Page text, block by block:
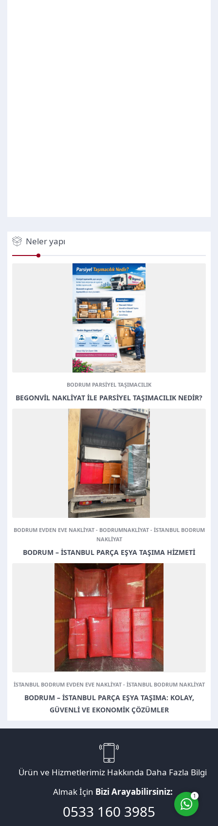
Neler yapı
BODRUM PARSIYEL TAŞIMACILIK
BEGONVIL NAKLIYAT ILE PARSIYEL TAŞIMACILIK NEDIR?
BODRUM EVDEN EVE NAKLIYAT- BODRUMNAKLIYAT- ISTANBUL BODRUM
NAKLIYAT
BODRUM – İSTANBUL PARÇA EŞYA TAŞIMA HIZMETI
ISTANBUL BODRUM EVDEN EVE NAKLIYAT- ISTANBUL BODRUM NAKLIYAT
BODRUM – İSTANBUL PARÇA EŞYA TAŞIMA: KOLAY,
GÜVENLI VE EKONOMIK ÇÖZÜMLER
Ürün ve Hizmetlerimiz Hakkında Daha Fazla Bilgi
Almak İçin Bizi Arayabilirsiniz:
0533 160 3985
Müşteri Temsilcisi
Cevap Yaz
1